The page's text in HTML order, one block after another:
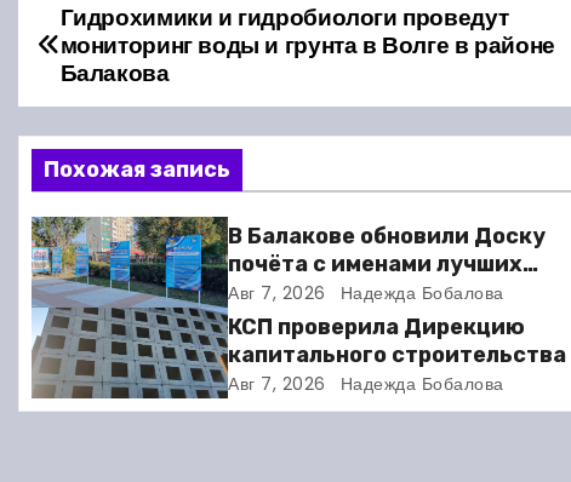
Н
в
и
г
а
ц
и
Гидрохимики и гидробиологи проведут
мониторинг воды и грунта в Волге в районе
Балакова
Похожая запись
В Балакове обновили Доску
почёта с именами лучших
спортсменов. Фото
Авг 7, 2026 Надежда Бобалова
КСП проверила Дирекцию
капитального строительства
Балакове и нашла множество
нарушений
Авг 7, 2026 Надежда Бобалова